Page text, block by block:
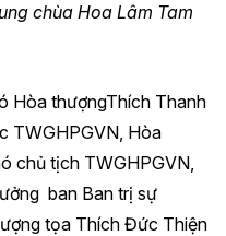
chùa Hoa Lâm Tam
Hòa thượngThích Thanh
TWGHPGVN, Hòa
chủ tịch TWGHPGVN,
ban Ban trị sự
tọa Thích Đức Thiện